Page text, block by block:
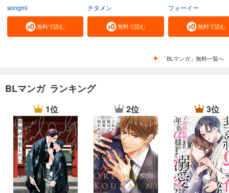
songmi
無料で読む
チタメン
無料で読む
フォーイー
無料で読む
「BLマンガ」無料一覧へ
BLマンガ ランキング
1位 2位 3位